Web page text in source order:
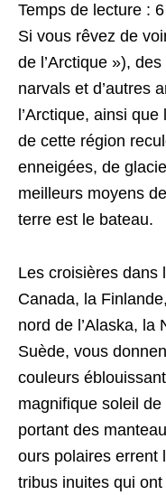
Temps de lecture : 6
Si vous rêvez de
de l’Arctique »),
narvals et d’autres
l’Arctique, ainsi
de cette région
enneigées, de
meilleurs moyens
terre est le bateau.
Les croisières dans
Canada, la
nord de l’Alaska, la
Suède, vous
couleurs
magnifique soleil
portant des
ours polaires errent
tribus inuites qui